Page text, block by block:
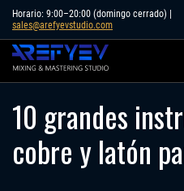
Skip
content
Horario: 9:00–20:00 (domingo cerrado) |
sales@arefyevstudio.com
10 grandes
cobre y latón